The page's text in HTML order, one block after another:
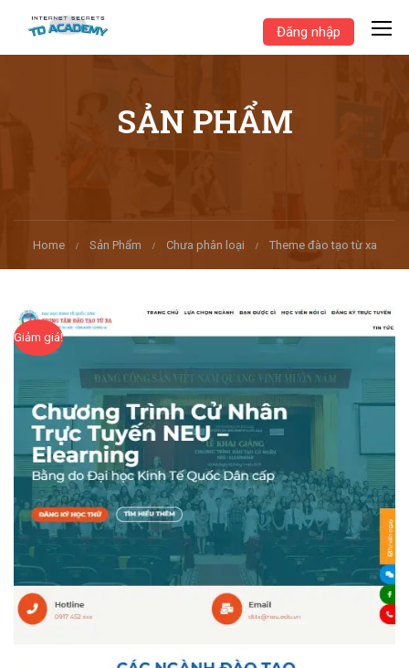
Đăng nhập
SẢN PHẨM
Home Sản Phẩm Chưa phân loại Theme đào tạo từ xa
Giảm giá!